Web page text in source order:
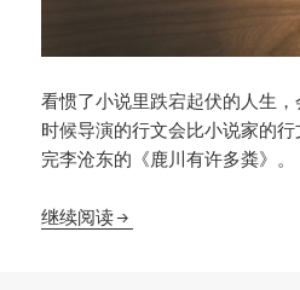
看惯了小说里跌宕起伏的人生
时候导演的行文会比小说家的
完李沧东的《鹿川有许多粪》。
继续阅读谁又何尝不是苟延残喘